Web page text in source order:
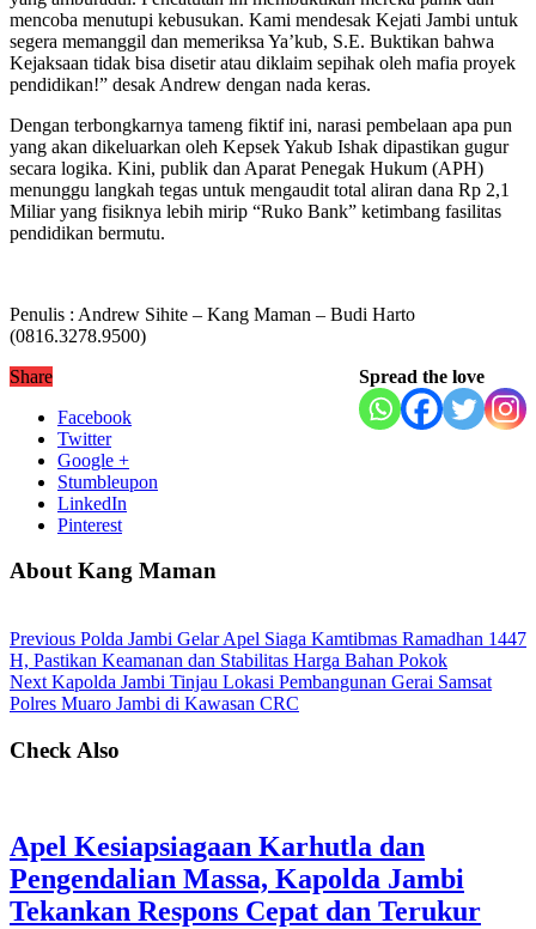
mencoba menutupi kebusukan. Kami mendesak Kejati Jambi untuk
segera memanggil dan memeriksa Ya’kub, S.E. Buktikan bahwa
Kejaksaan tidak bisa disetir atau diklaim sepihak oleh mafia proyek
pendidikan!” desak Andrew dengan nada keras.
Dengan terbongkarnya tameng fiktif ini, narasi pembelaan apa pun
yang akan dikeluarkan oleh Kepsek Yakub Ishak dipastikan gugur
secara logika. Kini, publik dan Aparat Penegak Hukum (APH)
menunggu langkah tegas untuk mengaudit total aliran dana Rp 2,1
Miliar yang fisiknya lebih mirip “Ruko Bank” ketimbang fasilitas
pendidikan bermutu.
Penulis : Andrew Sihite – Kang Maman – Budi Harto
(0816.3278.9500)
Spread the love
Share
Facebook
Twitter
Google +
Stumbleupon
LinkedIn
Pinterest
About Kang Maman
Previous Polda Jambi Gelar Apel Siaga Kamtibmas Ramadhan 1447
H, Pastikan Keamanan dan Stabilitas Harga Bahan Pokok
Next Kapolda Jambi Tinjau Lokasi Pembangunan Gerai Samsat
Polres Muaro Jambi di Kawasan CRC
Check Also
Apel Kesiapsiagaan Karhutla dan
Pengendalian Massa, Kapolda Jambi
Tekankan Respons Cepat dan Terukur